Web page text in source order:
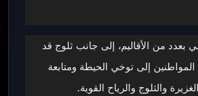
من الأقاليم، إلى جانب ثلوج قد
متر. ودعت السلطات المواطنين إلى توخي الحيطة ومتابعة
والثلوج والرياح القوية.